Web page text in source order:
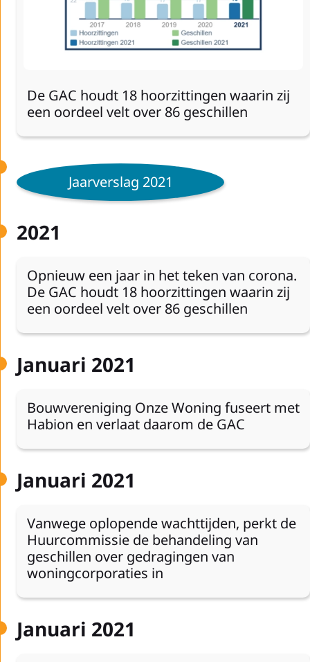
De GAC houdt 18 hoorzittingen waarin zij
een oordeel velt over 86 geschillen
Jaarverslag 2021
2021
Opnieuw een jaar in het teken van corona.
De GAC houdt 18 hoorzittingen waarin zij
een oordeel velt over 86 geschillen
Januari 2021
Bouwvereniging Onze Woning fuseert met
Habion en verlaat daarom de GAC
Januari 2021
Vanwege oplopende wachttijden, perkt de
Huurcommissie de behandeling van
geschillen over gedragingen van
woningcorporaties in
Januari 2021